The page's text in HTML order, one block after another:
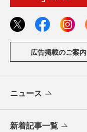
広告掲載のご案内
ニュース
新着記事一覧